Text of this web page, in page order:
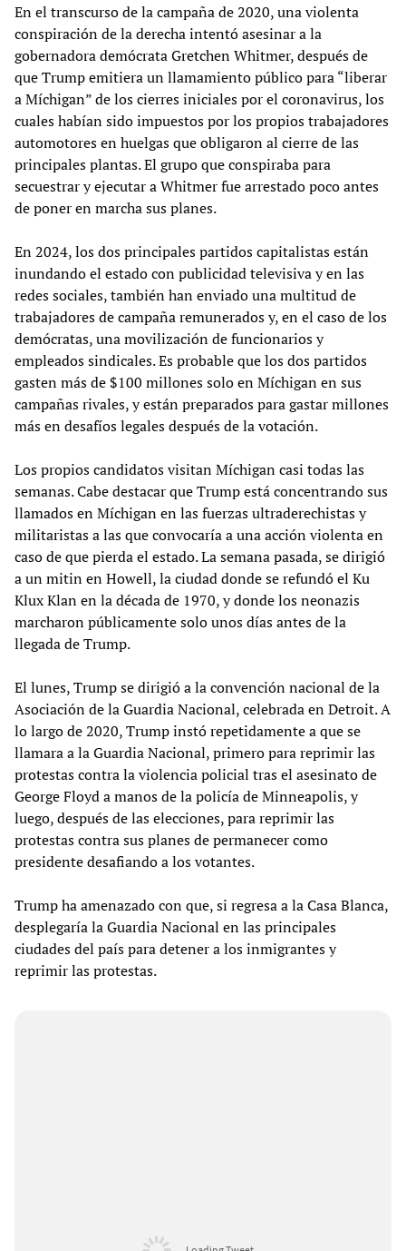
En el transcurso de la campaña de 2020, una violenta
conspiración de la derecha intentó asesinar a la
gobernadora demócrata Gretchen Whitmer, después de
que Trump emitiera un llamamiento público para “liberar
a Míchigan” de los cierres iniciales por el coronavirus, los
cuales habían sido impuestos por los propios trabajadores
automotores en huelgas que obligaron al cierre de las
principales plantas. El grupo que conspiraba para
secuestrar y ejecutar a Whitmer fue arrestado poco antes
de poner en marcha sus planes.
En 2024, los dos principales partidos capitalistas están
inundando el estado con publicidad televisiva y en las
redes sociales, también han enviado una multitud de
trabajadores de campaña remunerados y, en el caso de los
demócratas, una movilización de funcionarios y
empleados sindicales. Es probable que los dos partidos
gasten más de $100 millones solo en Míchigan en sus
campañas rivales, y están preparados para gastar millones
más en desafíos legales después de la votación.
Los propios candidatos visitan Míchigan casi todas las
semanas. Cabe destacar que Trump está concentrando sus
llamados en Míchigan en las fuerzas ultraderechistas y
militaristas a las que convocaría a una acción violenta en
caso de que pierda el estado. La semana pasada, se dirigió
a un mitin en Howell, la ciudad donde se refundó el Ku
Klux Klan en la década de 1970, y donde los neonazis
marcharon públicamente solo unos días antes de la
llegada de Trump.
El lunes, Trump se dirigió a la convención nacional de la
Asociación de la Guardia Nacional, celebrada en Detroit. A
lo largo de 2020, Trump instó repetidamente a que se
llamara a la Guardia Nacional, primero para reprimir las
protestas contra la violencia policial tras el asesinato de
George Floyd a manos de la policía de Minneapolis, y
luego, después de las elecciones, para reprimir las
protestas contra sus planes de permanecer como
presidente desafiando a los votantes.
Trump ha amenazado con que, si regresa a la Casa Blanca,
desplegaría la Guardia Nacional en las principales
ciudades del país para detener a los inmigrantes y
reprimir las protestas.